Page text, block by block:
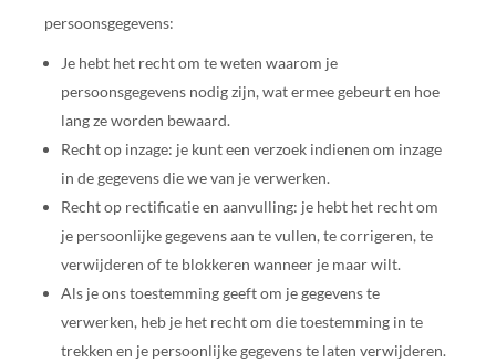
persoonsgegevens:
Je hebt het recht om te weten waarom je
persoonsgegevens nodig zijn, wat ermee gebeurt en hoe
lang ze worden bewaard.
Recht op inzage: je kunt een verzoek indienen om inzage
in de gegevens die we van je verwerken.
Recht op rectificatie en aanvulling: je hebt het recht om
je persoonlijke gegevens aan te vullen, te corrigeren, te
verwijderen of te blokkeren wanneer je maar wilt.
Als je ons toestemming geeft om je gegevens te
verwerken, heb je het recht om die toestemming in te
trekken en je persoonlijke gegevens te laten verwijderen.